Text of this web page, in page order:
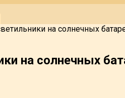
на солнечных
на солнечных